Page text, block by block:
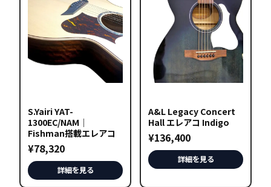
S.Yairi YAT-
1300EC/NAM｜
Fishman搭載エレアコ
¥78,320
詳細を見る
A&L Legacy Concert
Hall エレアコ Indigo
¥136,400
詳細を見る